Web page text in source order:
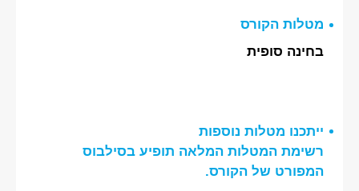
מטלות הקורס
בחינה סופית
ייתכנו מטלות נוספות
רשימת המטלות המלאה תופיע בסילבוס
המפורט של הקורס.